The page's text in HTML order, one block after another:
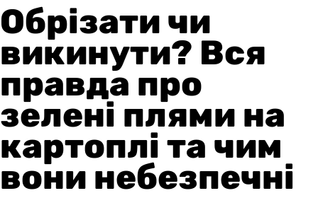
Обрізати чи
викинути? Вся
правда про
зелені плями на
картоплі та чим
вони небезпечні